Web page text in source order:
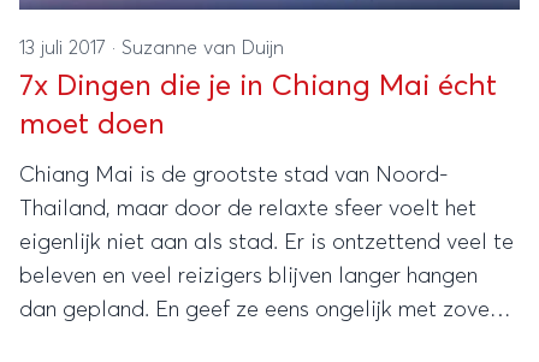
13 juli 2017 · Suzanne van Duijn
7x Dingen die je in Chiang Mai écht
moet doen
Chiang Mai is de grootste stad van Noord-
Thailand, maar door de relaxte sfeer voelt het
eigenlijk niet aan als stad. Er is ontzettend veel te
beleven en veel reizigers blijven langer hangen
dan gepland. En geef ze eens ongelijk met zoveel